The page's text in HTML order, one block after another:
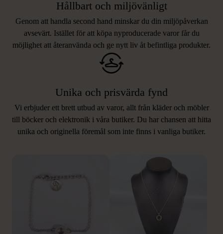
Hållbart och miljövänligt
Genom att handla second hand minskar du din miljöpåverkan
avsevärt. Istället för att köpa nyproducerade varor får du
möjlighet att återanvända och ge nytt liv åt befintliga produkter.
Unika och prisvärda fynd
Vi erbjuder ett brett utbud av varor, allt från kläder och möbler
till böcker och elektronik i våra butiker. Du har chansen att hitta
unika och originella föremål som inte finns i vanliga butiker.
LIKNANDE PRODUKTER
Hitta produkter som påminner om denna